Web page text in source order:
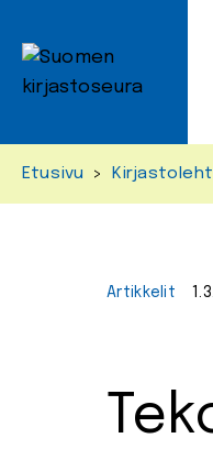
Etusivu >
Artikkelit